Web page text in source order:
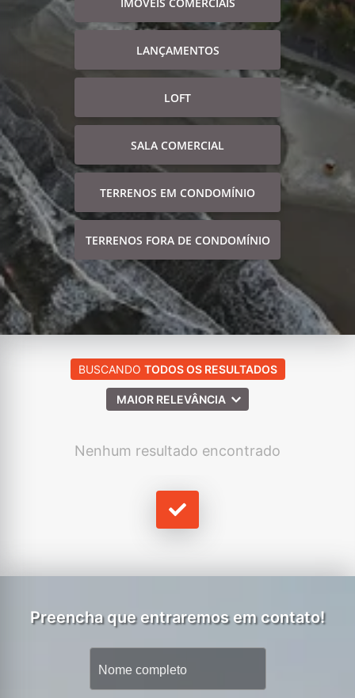
LANÇAMENTOS
LOFT
SALA COMERCIAL
TERRENOS EM CONDOMÍNIO
TERRENOS FORA DE CONDOMÍNIO
BUSCANDO TODOS OS RESULTADOS
MAIOR RELEVÂNCIA
Nenhum resultado encontrado
Preencha que entraremos em contato!